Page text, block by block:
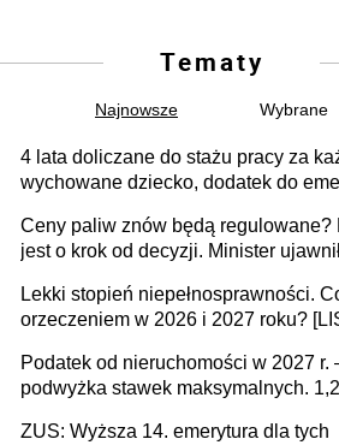
Tematy
Najnowsze Wybrane
4 lata doliczane do stażu pracy za
wychowane dziecko, dodatek do
dla rodziców trójki dzieci. Znamy
sejmowej komisji
Ceny paliw znów będą regulowane?
jest o krok od decyzji. Minister
Lekki stopień niepełnosprawności.
orzeczeniem w 2026 i 2027 roku?
Podatek od nieruchomości w 2027 r.
podwyżka stawek maksymalnych.
budynków i lokali związanych z
ZUS: Wyższa 14. emerytura dla tych